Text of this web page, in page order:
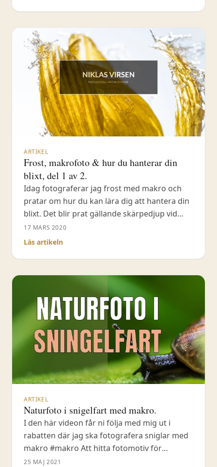
ARTIKEL
Frost, makrofoto & hur du hanterar din
blixt, del 1 av 2.
Idag fotograferar jag frost med makro och
pratar om hur du kan lära dig att hantera din
blixt. Det blir prat gällande skärpedjup vid
makrofotografering och vad du skall tänka
på. När det kommer till blixten visar jag upp
17 MARS 2020
Läs artikeln
ARTIKEL
Naturfoto i snigelfart med makro.
I den här videon får ni följa med mig ut i
rabatten där jag ska fotografera sniglar med
makro #makro Att hitta fotomotiv för
makrofoto brukar vara ganska enkelt och
25 MAJ 2021